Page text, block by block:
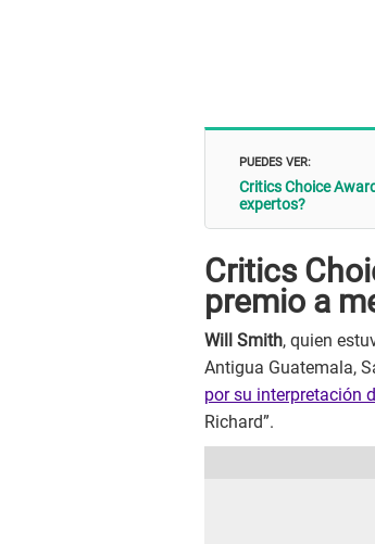
PUEDES VER:
Critics Choice
expertos?
Critics
premio a
Will Smith, quien
Antigua Guatemala,
por su interpretación
Richard”.